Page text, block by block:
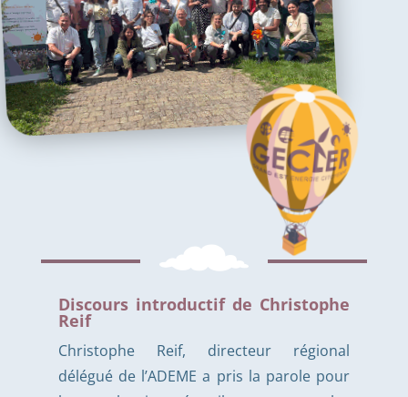
Discours introductif de Christophe
Reif
Christophe Reif, directeur régional
délégué de l’ADEME a pris la parole pour